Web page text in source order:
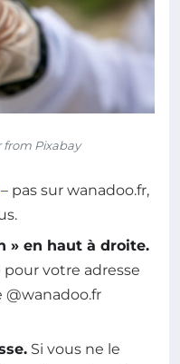
Pixabay
– pas sur wanadoo.fr,
» en haut à droite.
votre adresse
@wanadoo.fr
Si vous ne le